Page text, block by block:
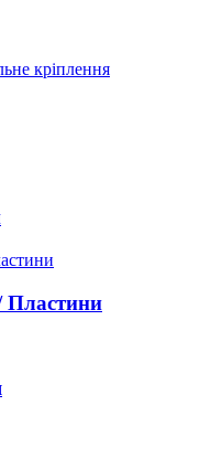
кріплення
Пластини